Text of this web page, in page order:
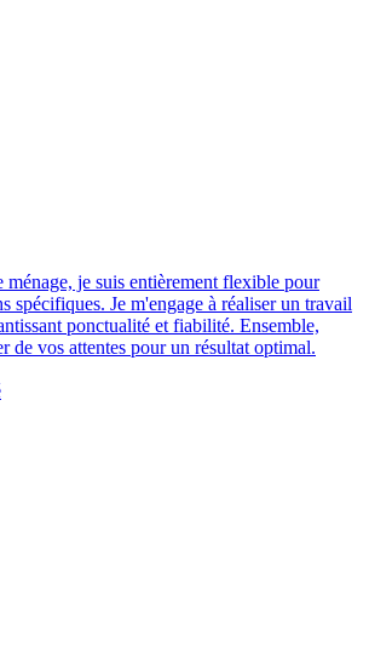
ménage, je suis entièrement flexible pour
spécifiques. Je m'engage à réaliser un travail
ponctualité et fiabilité. Ensemble,
de vos attentes pour un résultat optimal.